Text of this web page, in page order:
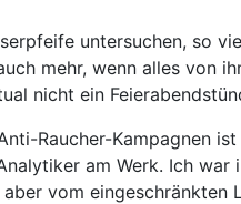
untersuchen, so
mehr, wenn alles von
nicht ein
Raucher-Kampagnen
am Werk. Ich
vom